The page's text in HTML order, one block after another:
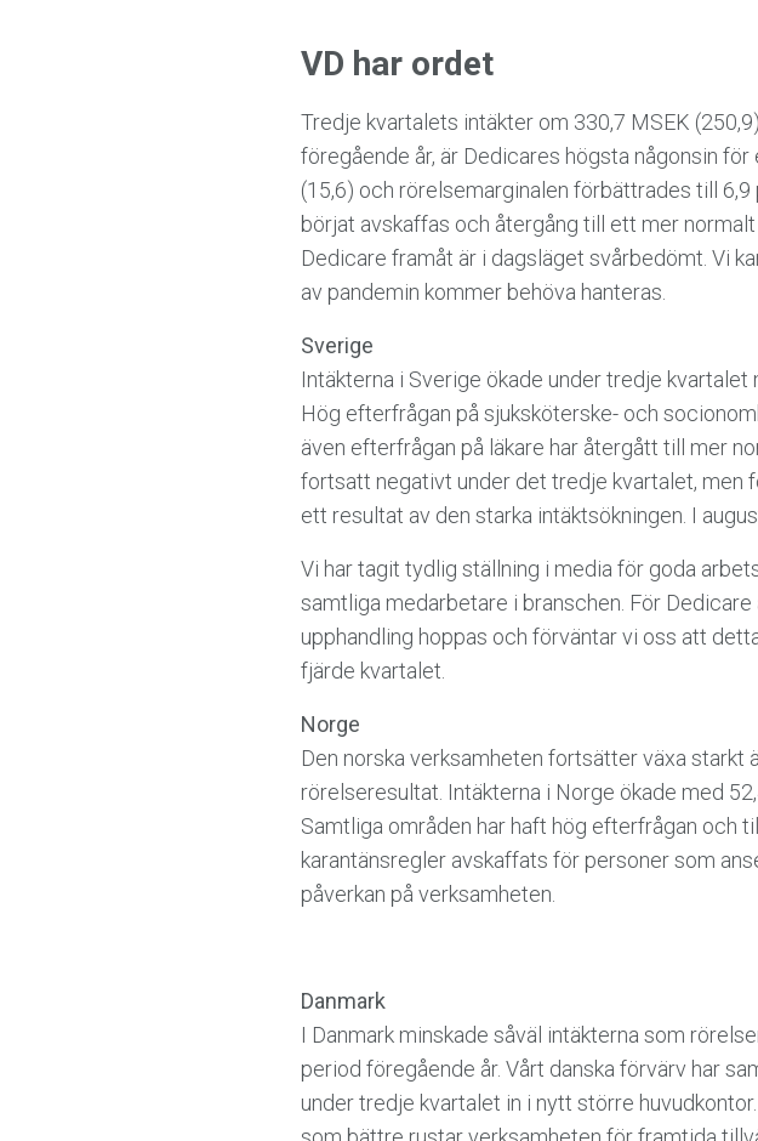
VD har ordet
Tredje kvartalets intäkter om 330,7 MSEK
föregående år, är Dedicares högsta någonsin
(15,6) och rörelsemarginalen förbättrades till
börjat avskaffas och återgång till ett mer
Dedicare framåt är i dagsläget svårbedömt. Vi
av pandemin kommer behöva hanteras.
Sverige
Intäkterna i Sverige ökade under tredje
Hög efterfrågan på sjuksköterske- och
även efterfrågan på läkare har återgått till mer
fortsatt negativt under det tredje kvartalet, men
ett resultat av den starka intäktsökningen. I
Vi har tagit tydlig ställning i media för goda
samtliga medarbetare i branschen. För
upphandling hoppas och förväntar vi oss att
fjärde kvartalet.
Norge
Den norska verksamheten fortsätter växa starkt
rörelseresultat. Intäkterna i Norge ökade med
Samtliga områden har haft hög efterfrågan och
karantänsregler avskaffats för personer som
påverkan på verksamheten.
Danmark
I Danmark minskade såväl intäkterna som
period föregående år. Vårt danska förvärv har
under tredje kvartalet in i nytt större